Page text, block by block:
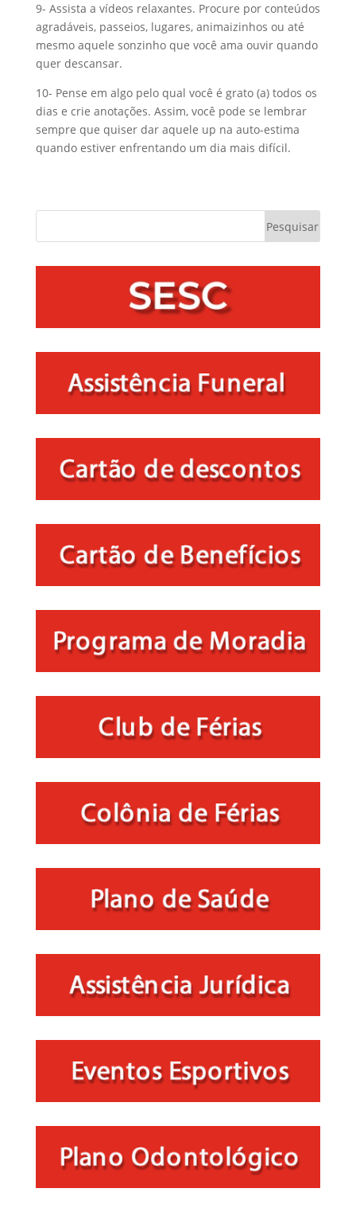
9- Assista a vídeos relaxantes. Procure por conteúdos
agradáveis, passeios, lugares, animaizinhos ou até
mesmo aquele sonzinho que você ama ouvir quando
quer descansar.
10- Pense em algo pelo qual você é grato (a) todos os
dias e crie anotações. Assim, você pode se lembrar
sempre que quiser dar aquele up na auto-estima
quando estiver enfrentando um dia mais difícil.